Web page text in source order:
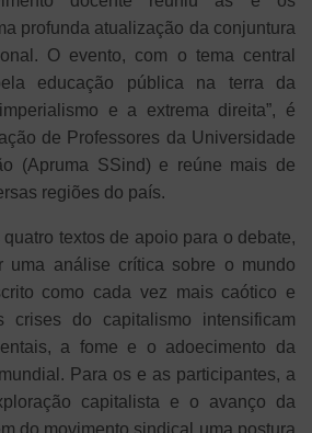
profunda atualização da conjuntura
O evento, com o tema central
educação pública na terra da
e a extrema direita”, é
de Professores da Universidade
(Apruma SSind) e reúne mais de
regiões do país.
textos de apoio para o debate,
uma análise crítica sobre o mundo
como cada vez mais caótico e
crises do capitalismo intensificam
a fome e o adoecimento da
Para os e as participantes, a
capitalista e o avanço da
do movimento sindical uma postura